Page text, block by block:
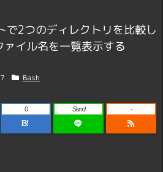
で2つのディレクトリを比較し
イル名を一覧表示する
Bash
B!
0 Send -